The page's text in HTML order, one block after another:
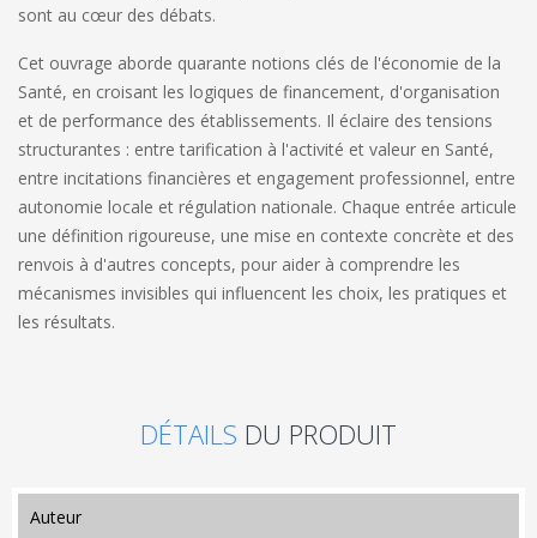
sont au cœur des débats.
Cet ouvrage aborde quarante notions clés de l'économie de la
Santé, en croisant les logiques de financement, d'organisation
et de performance des établissements. Il éclaire des tensions
structurantes : entre tarification à l'activité et valeur en Santé,
entre incitations financières et engagement professionnel, entre
autonomie locale et régulation nationale. Chaque entrée articule
une définition rigoureuse, une mise en contexte concrète et des
renvois à d'autres concepts, pour aider à comprendre les
mécanismes invisibles qui influencent les choix, les pratiques et
les résultats.
DÉTAILS DU PRODUIT
auteur